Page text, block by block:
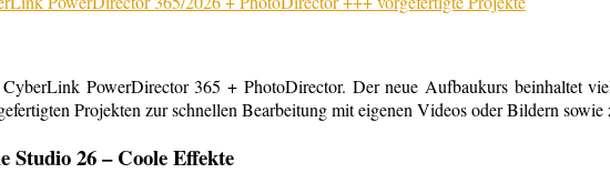
PowerDirector 365 + PhotoDirector. Der neue Aufbaukurs beinhaltet
Projekten zur schnellen Bearbeitung mit eigenen Videos oder Bildern
26 – Coole Effekte